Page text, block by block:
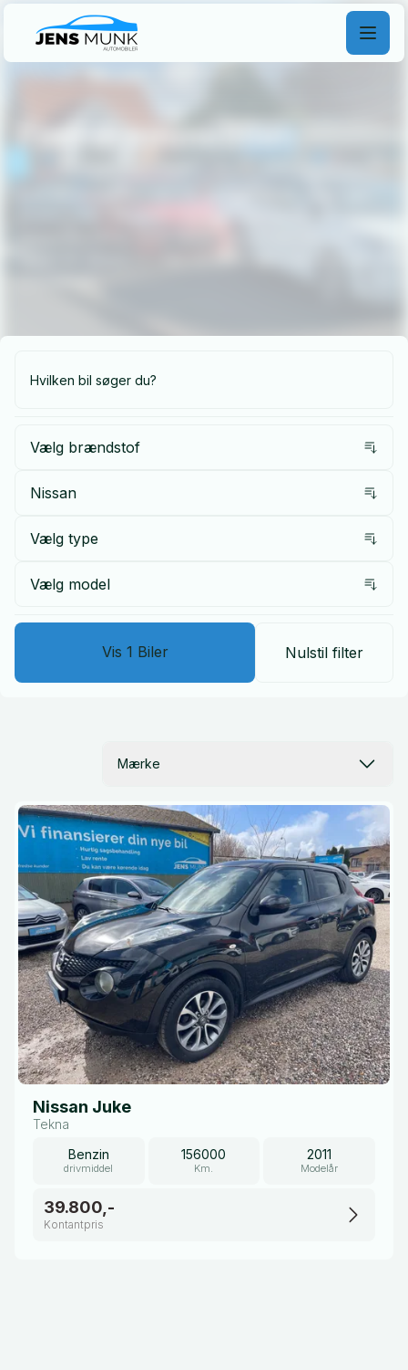
Find drømmebilen
Vælg brændstof
Nissan
Vælg type
Vælg model
Vis 1 Biler Nulstil filter
Mærke
Nissan Juke
Tekna
Benzin
drivmiddel
156000
Km.
2011
Modelår
39.800,-
Kontantpris